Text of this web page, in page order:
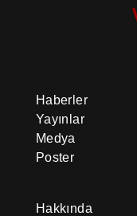
Haberler
Yayınlar
Medya
Poster
Hakkında